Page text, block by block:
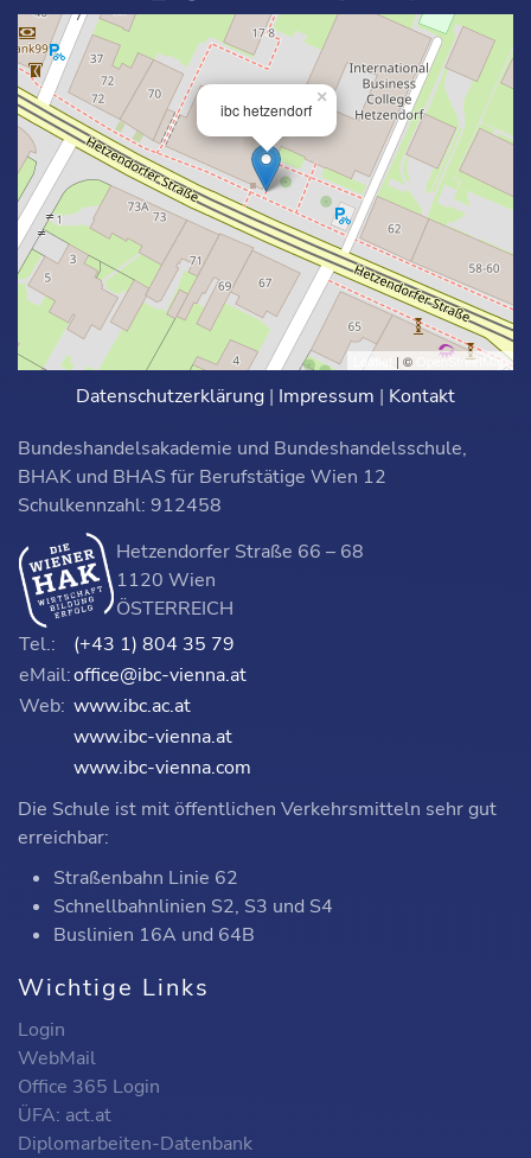
ibc hetzendorf
×
Leaflet | © OpenStreetMap
Datenschutzerklärung | Impressum | Kontakt
Bundeshandelsakademie und Bundeshandelsschule,
BHAK und BHAS für Berufstätige Wien 12
Schulkennzahl: 912458
Hetzendorfer Straße 66 – 68
1120 Wien
ÖSTERREICH
Tel.:
(+43 1) 804 35 79
eMail:office@ibc-vienna.at
Web: www.ibc.ac.at
www.ibc-vienna.at
www.ibc-vienna.com
Die Schule ist mit öffentlichen Verkehrsmitteln sehr gut
erreichbar:
Straßenbahn Linie 62
Schnellbahnlinien S2, S3 und S4
Buslinien 16A und 64B
Wichtige Links
Login
WebMail
Office 365 Login
ÜFA: act.at
Diplomarbeiten-Datenbank